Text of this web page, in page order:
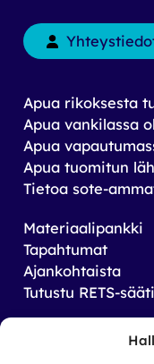
Apua rikoksesta
Apua vankilassa
Apua
Apua tuomitun
Tietoa sote-
Materiaalipankki
Tapahtumat
Ajankohtaista
Tutustu RETS-
Tilaa